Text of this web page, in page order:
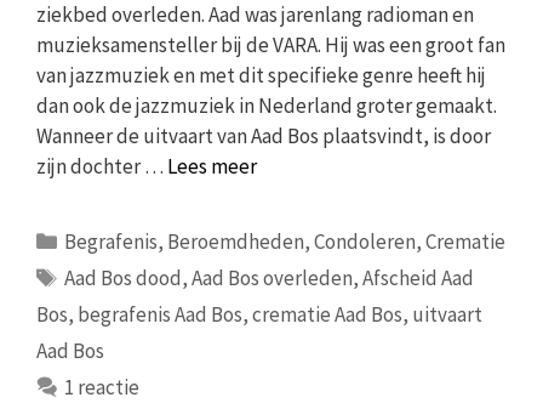
ziekbed overleden. Aad was jarenlang radioman en
muzieksamensteller bij de VARA. Hij was een groot fan
van jazzmuziek en met dit specifieke genre heeft hij
dan ook de jazzmuziek in Nederland groter gemaakt.
Wanneer de uitvaart van Aad Bos plaatsvindt, is door
zijn dochter … Lees meer
Categorieën
Begrafenis, Beroemdheden,Condoleren,Crematie
Tags
Aad Bos dood,Aad Bos overleden,Afscheid Aad
Bos, begrafenis Aad Bos,crematie Aad Bos, uitvaart
Aad Bos
1 reactie